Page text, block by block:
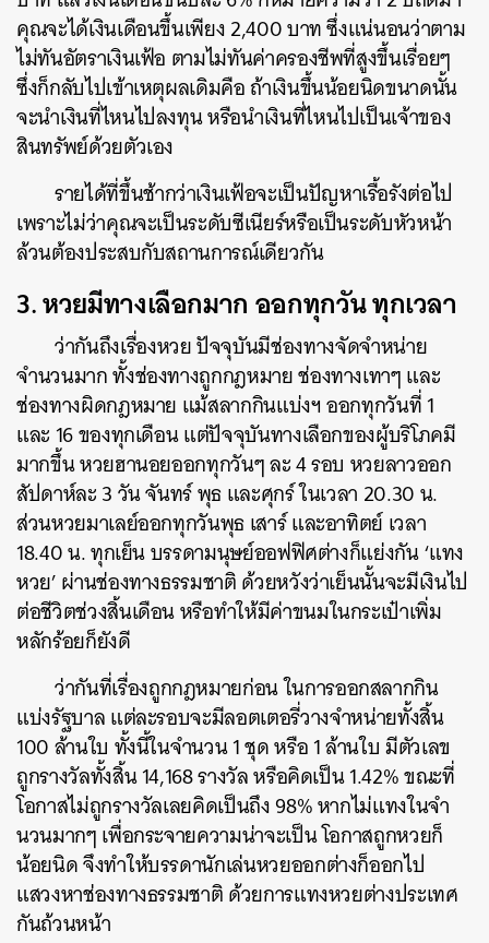
คุณจะได้เงินเดือนขึ้นเพียง 2,400 บาท ซึ่งแน่นอนว่าตาม
ไม่ทันอัตราเงินเฟ้อ ตามไม่ทันค่าครองชีพที่สูงขึ้นเรื่อยๆ
ซึ่งก็กลับไปเข้าเหตุผลเดิมคือ ถ้าเงินขึ้นน้อยนิดขนาดนั้น
จะนำเงินที่ไหนไปลงทุน หรือนำเงินที่ไหนไปเป็นเจ้าของ
สินทรัพย์ด้วยตัวเอง
รายได้ที่ขึ้นช้ากว่าเงินเฟ้อจะเป็นปัญหาเรื้อรังต่อไป
เพราะไม่ว่าคุณจะเป็นระดับซีเนียร์หรือเป็นระดับหัวหน้า
ล้วนต้องประสบกับสถานการณ์เดียวกัน
3. หวยมีทางเลือกมาก ออกทุกวัน ทุกเวลา
ว่ากันถึงเรื่องหวย ปัจจุบันมีช่องทางจัดจำหน่าย
จำนวนมาก ทั้งช่องทางถูกกฎหมาย ช่องทางเทาๆ และ
ช่องทางผิดกฎหมาย แม้สลากกินแบ่งฯ ออกทุกวันที่ 1
และ 16 ของทุกเดือน แต่ปัจจุบันทางเลือกของผู้บริโภคมี
มากขึ้น หวยฮานอยออกทุกวันๆ ละ 4 รอบ หวยลาวออก
สัปดาห์ละ 3 วัน จันทร์ พุธ และศุกร์ ในเวลา 20.30 น.
ส่วนหวยมาเลย์ออกทุกวันพุธ เสาร์ และอาทิตย์ เวลา
18.40 น. ทุกเย็น บรรดามนุษย์ออฟฟิศต่างก็แย่งกัน ‘แทง
หวย’ ผ่านช่องทางธรรมชาติ ด้วยหวังว่าเย็นนั้นจะมีเงินไป
ต่อชีวิตช่วงสิ้นเดือน หรือทำให้มีค่าขนมในกระเป๋าเพิ่ม
หลักร้อยก็ยังดี
ว่ากันที่เรื่องถูกกฎหมายก่อน ในการออกสลากกิน
แบ่งรัฐบาล แต่ละรอบจะมีลอตเตอรี่วางจำหน่ายทั้งสิ้น
100 ล้านใบ ทั้งนี้ในจำนวน 1 ชุด หรือ 1 ล้านใบ มีตัวเลข
ถูกรางวัลทั้งสิ้น 14,168 รางวัล หรือคิดเป็น 1.42% ขณะที่
โอกาสไม่ถูกรางวัลเลยคิดเป็นถึง 98% หากไม่แทงในจำ
นวนมากๆ เพื่อกระจายความน่าจะเป็น โอกาสถูกหวยก็
น้อยนิด จึงทำให้บรรดานักเล่นหวยออกต่างก็ออกไป
แสวงหาช่องทางธรรมชาติ ด้วยการแทงหวยต่างประเทศ
กันถ้วนหน้า
ค้นหา
SHARE TWEET LINE EMAIL